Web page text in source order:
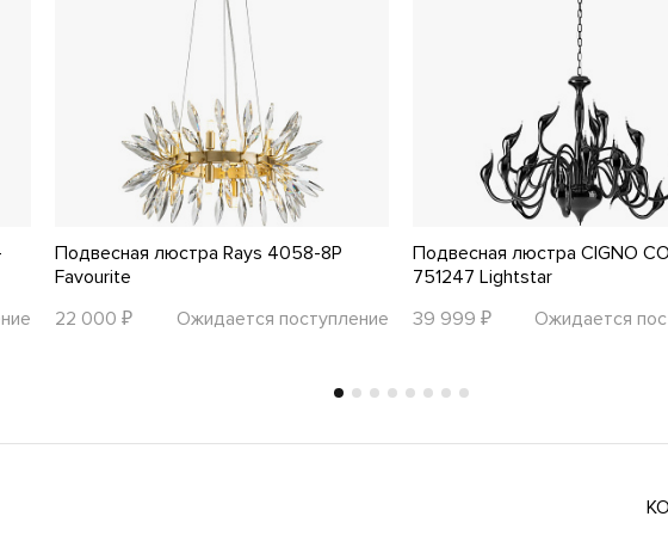
Подвесная люстра Rays 4058-8P
Favourite
22 000 ₽
Ожидается поступление
Подвесная люстра CIGNO
751247 Lightstar
39 999 ₽
Ожидается